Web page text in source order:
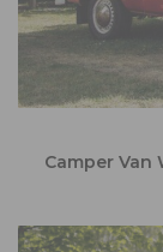
Camper Van